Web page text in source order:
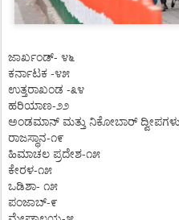
ಜಾರ್ಖಂಡ್- ೪೬
ಕರ್ನಾಟಕ -೪೫
ಉತ್ತರಾಖಂಡ -೩೪
ಹರಿಯಾಣ-೨೨
ಅಂಡಮಾನ್ ಮತ್ತು ನಿಕೋಬಾರ್ ದ್ವೀಪಗಳು
ರಾಜಸ್ಥಾನ-೧೯
ಹಿಮಾಚಲ ಪ್ರದೇಶ-೧೫
ಕೇರಳ-೧೫
ಒಡಿಶಾ- ೧೫
ಪಂಜಾಬ್-೯